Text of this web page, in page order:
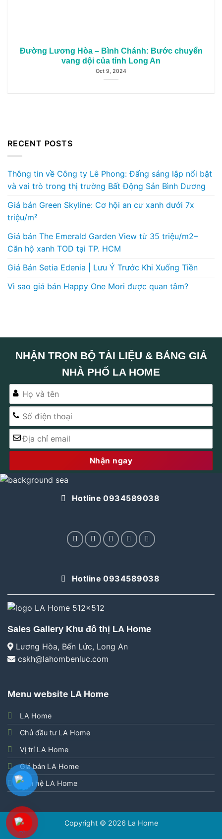
Đường Lương Hòa – Bình Chánh: Bước chuyển
vang dội của tỉnh Long An
Oct 9, 2024
RECENT POSTS
Thông tin về Công ty Lê Phong: Đấng sáng lập nổi bật
và vai trò trong thị trường Bất Động Sản Bình Dương
Giá bán Green Skyline: Cơ hội an cư xanh dưới 7x
triệu/m²
Giá bán The Emerald Garden View từ 35 triệu/m2–
Căn hộ xanh TOD tại TP. HCM
Giá Bán Setia Edenia | Lưu Ý Trước Khi Xuống Tiền
Vì sao giá bán Happy One Mori được quan tâm?
NHẬN TRỌN BỘ TÀI LIỆU & BẢNG GIÁ
NHÀ PHỐ LA HOME
Hotline 0934589038
Hotline 0934589038
Sales Gallery Khu đô thị LA Home
Lương Hòa, Bến Lức, Long An
cskh@lahombenluc.com
Menu website LA Home
LA Home
Chủ đầu tư LA Home
Vị trí LA Home
Giá bán LA Home
Liên hệ LA Home
Copyright © 2026 La Home